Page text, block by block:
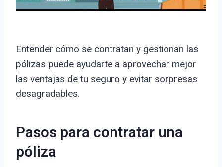
Entender cómo se contratan y gestionan las
pólizas puede ayudarte a aprovechar mejor
las ventajas de tu seguro y evitar sorpresas
desagradables.
Pasos para contratar una
póliza